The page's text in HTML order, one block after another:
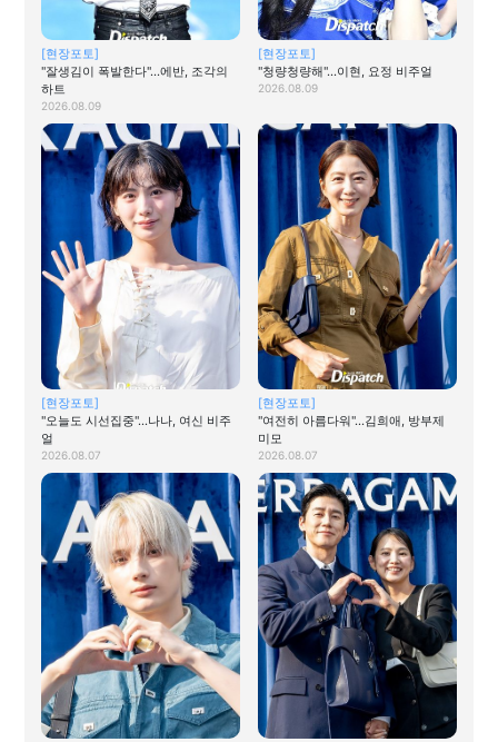
[현장포토]
"잘생김이 폭발한다"…에반, 조각의
하트
2026.08.09
[현장포토]
"청량청량해"…이현, 요정 비주얼
2026.08.09
[현장포토]
"오늘도 시선집중"…나나, 여신 비주
얼
2026.08.07
[현장포토]
"여전히 아름다워"…김희애, 방부제
미모
2026.08.07